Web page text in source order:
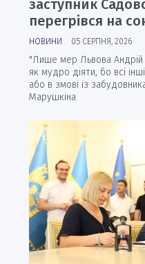
заступник
перегрівся на
НОВИНИ 05 СЕРПНЯ, 2026
"Лише мер Львова Андрій
як мудро діяти, бо всі
або в змові із
Марушкіна